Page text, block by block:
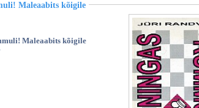
Maleaabits kõigile
Maleaabits kõigile